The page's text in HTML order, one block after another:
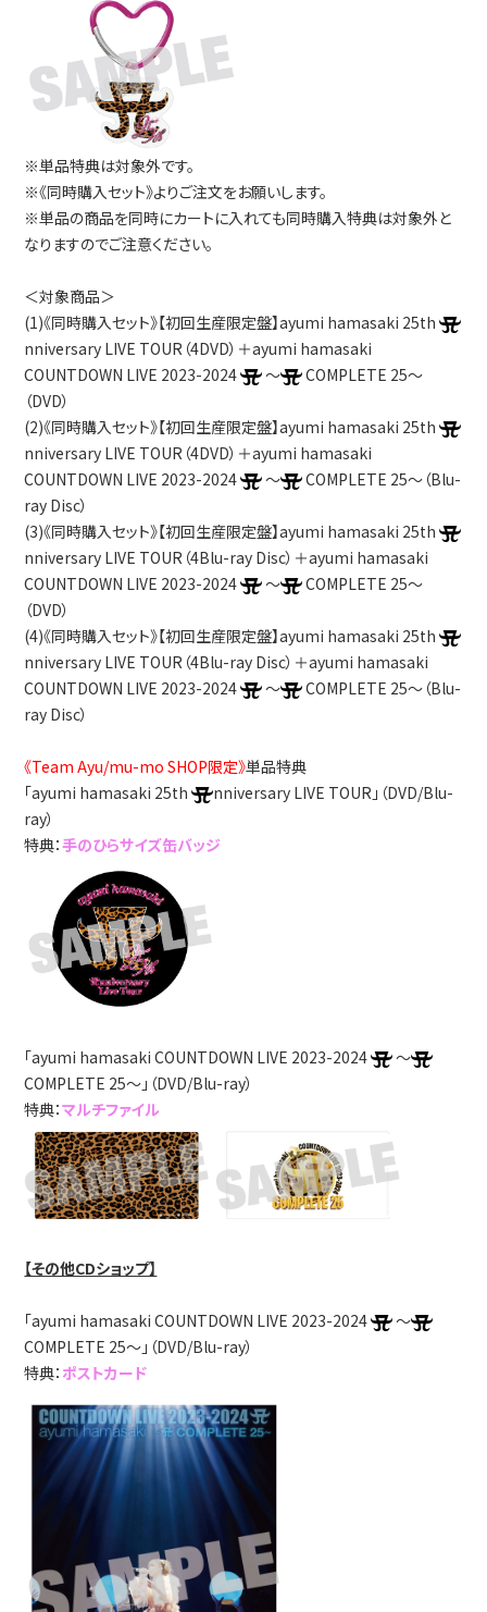
※単品特典は対象外です。
※《同時購入セット》よりご注文をお願いします。
※単品の商品を同時にカートに入れても同時購入特典は対象外と
なりますのでご注意ください。
＜対象商品＞
(1)《同時購入セット》【初回生産限定盤】ayumi hamasaki 25th
nniversary LIVE TOUR（4DVD）＋ayumi hamasaki
COUNTDOWN LIVE 2023-2024
～
COMPLETE 25～
（DVD）
(2)《同時購入セット》【初回生産限定盤】ayumi hamasaki 25th
nniversary LIVE TOUR（4DVD）＋ayumi hamasaki
COUNTDOWN LIVE 2023-2024
～
COMPLETE 25～（Blu-
ray Disc）
(3)《同時購入セット》【初回生産限定盤】ayumi hamasaki 25th
nniversary LIVE TOUR（4Blu-ray Disc）＋ayumi hamasaki
COUNTDOWN LIVE 2023-2024
～
COMPLETE 25～
（DVD）
(4)《同時購入セット》【初回生産限定盤】ayumi hamasaki 25th
nniversary LIVE TOUR（4Blu-ray Disc）＋ayumi hamasaki
COUNTDOWN LIVE 2023-2024
～
COMPLETE 25～（Blu-
ray Disc）
《Team Ayu/mu-mo SHOP限定》単品特典
「ayumi hamasaki 25th
nniversary LIVE TOUR」（DVD/Blu-
ray）
特典：手のひらサイズ缶バッジ
「ayumi hamasaki COUNTDOWN LIVE 2023-2024
～
COMPLETE 25～」（DVD/Blu-ray）
特典：マルチファイル
【その他CDショップ】
「ayumi hamasaki COUNTDOWN LIVE 2023-2024
～
COMPLETE 25～」（DVD/Blu-ray）
特典： ポストカード